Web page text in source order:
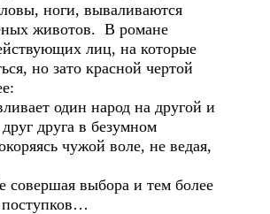
ноги, вываливаются
животов. В романе
лиц, на которые
но зато красной чертой
один народ на другой и
друга в безумном
чужой воле, не ведая,
выбора и тем более